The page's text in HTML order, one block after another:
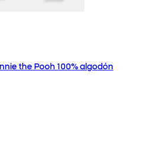
the Pooh 100% algodón